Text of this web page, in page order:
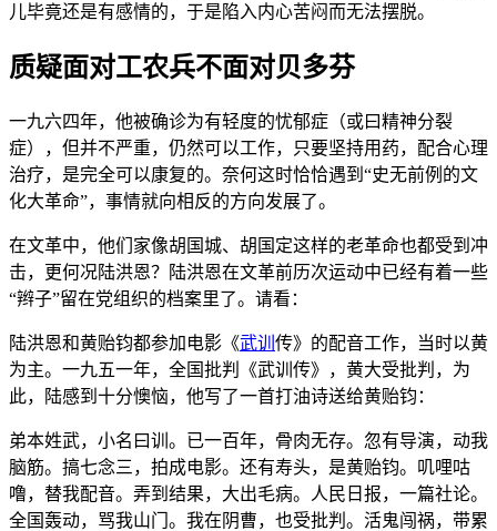
儿毕竟还是有感情的，于是陷入内心苦闷而无法摆脱。
质疑面对工农兵不面对贝多芬
一九六四年，他被确诊为有轻度的忧郁症（或曰精神分裂
症），但并不严重，仍然可以工作，只要坚持用药，配合心理
治疗，是完全可以康复的。奈何这时恰恰遇到“史无前例的文
化大革命”，事情就向相反的方向发展了。
在文革中，他们家像胡国城、胡国定这样的老革命也都受到冲
击，更何况陆洪恩？陆洪恩在文革前历次运动中已经有着一些
“辫子”留在党组织的档案里了。请看：
陆洪恩和黄贻钧都参加电影《武训 传》的配音工作，当时以黄
为主。一九五一年，全国批判《武训传》，黄大受批判，为
此，陆感到十分懊恼，他写了一首打油诗送给黄贻钧：
弟本姓武，小名曰训。已一百年，骨肉无存。忽有导演，动我
脑筋。搞七念三，拍成电影。还有寿头，是黄贻钧。叽哩咕
噜，替我配音。弄到结果，大出毛病。人民日报，一篇社论。
全国轰动，骂我山门。我在阴曹，也受批判。活鬼闯祸，带累